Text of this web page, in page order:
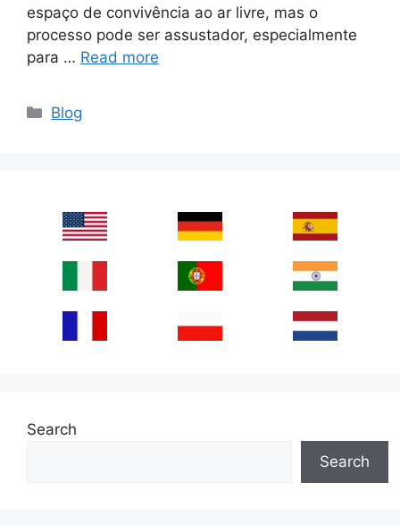
espaço de convivência ao ar livre, mas o
processo pode ser assustador, especialmente
para … Read more
Categories
Blog
Search
Search